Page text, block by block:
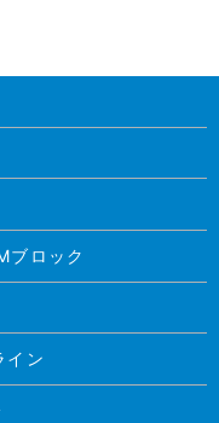
ブロック
イン